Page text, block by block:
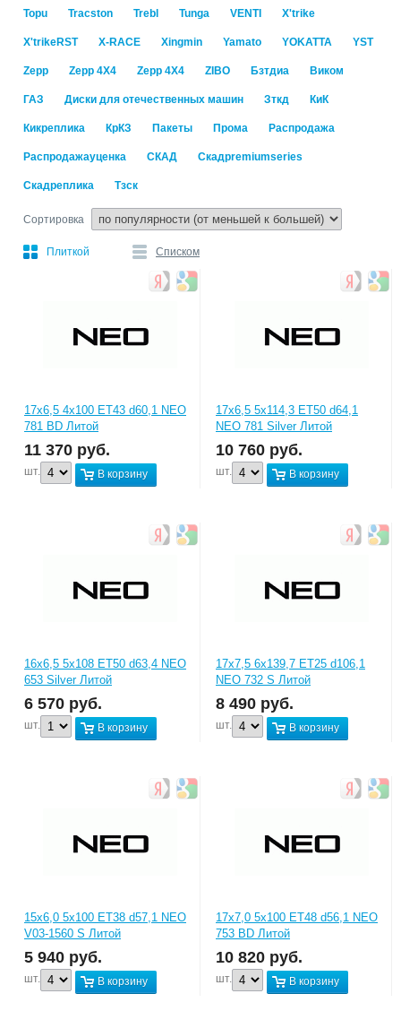
Topu Tracston Trebl Tunga VENTI X'trike
X'trikeRST X-RACE Xingmin Yamato YOKATTA YST
Zepp Zepp 4X4 Zepp 4Х4 ZIBO Бзтдиа Виком
ГАЗ Диски для отечественных машин Зткд КиК
Кикреплика КрКЗ Пакеты Прома Распродажа
Распродажауценка СКАД Скадpremiumseries
Скадреплика Тзск
Сортировка
Плиткой Списком
17x6,5 4x100 ET43 d60,1 NEO
781 BD Литой
11 370 руб.
шт. В корзину
17x6,5 5x114,3 ET50 d64,1
NEO 781 Silver Литой
10 760 руб.
шт. В корзину
16x6,5 5x108 ET50 d63,4 NEO
653 Silver Литой
6 570 руб.
шт. В корзину
17x7,5 6x139,7 ET25 d106,1
NEO 732 S Литой
8 490 руб.
шт. В корзину
15x6,0 5x100 ET38 d57,1 NEO
V03-1560 S Литой
5 940 руб.
шт. В корзину
17x7,0 5x100 ET48 d56,1 NEO
753 BD Литой
10 820 руб.
шт. В корзину